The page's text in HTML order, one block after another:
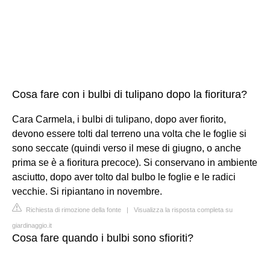
Cosa fare con i bulbi di tulipano dopo la fioritura?
Cara Carmela, i bulbi di tulipano, dopo aver fiorito,
devono essere tolti dal terreno una volta che le foglie si
sono seccate (quindi verso il mese di giugno, o anche
prima se è a fioritura precoce). Si conservano in ambiente
asciutto, dopo aver tolto dal bulbo le foglie e le radici
vecchie. Si ripiantano in novembre.
Richiesta di rimozione della fonte | Visualizza la risposta completa su
giardinaggio.it
Cosa fare quando i bulbi sono sfioriti?